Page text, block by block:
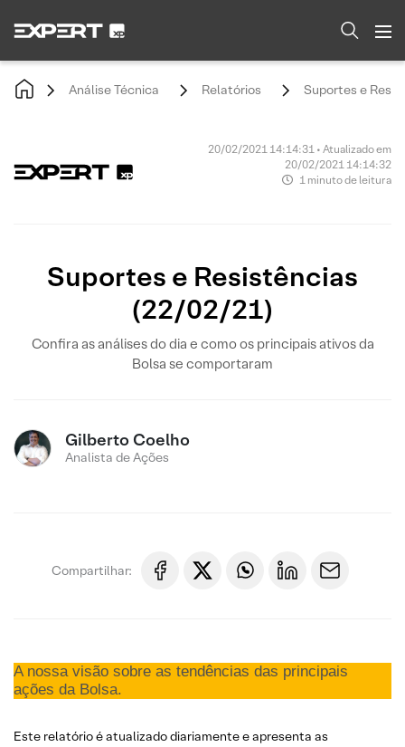
Análise Técnica Relatórios Suportes e
20/02/2021 14:14:31 • Atualizado em
20/02/2021 14:14:32
1 minuto de leitura
Suportes e Resistências
(22/02/21)
Confira as análises do dia e como os principais ativos da
Bolsa se comportaram
Gilberto Coelho
Analista de Ações
Compartilhar:
A nossa visão sobre as tendências das principais
ações da Bolsa.
Este relatório é atualizado diariamente e apresenta as